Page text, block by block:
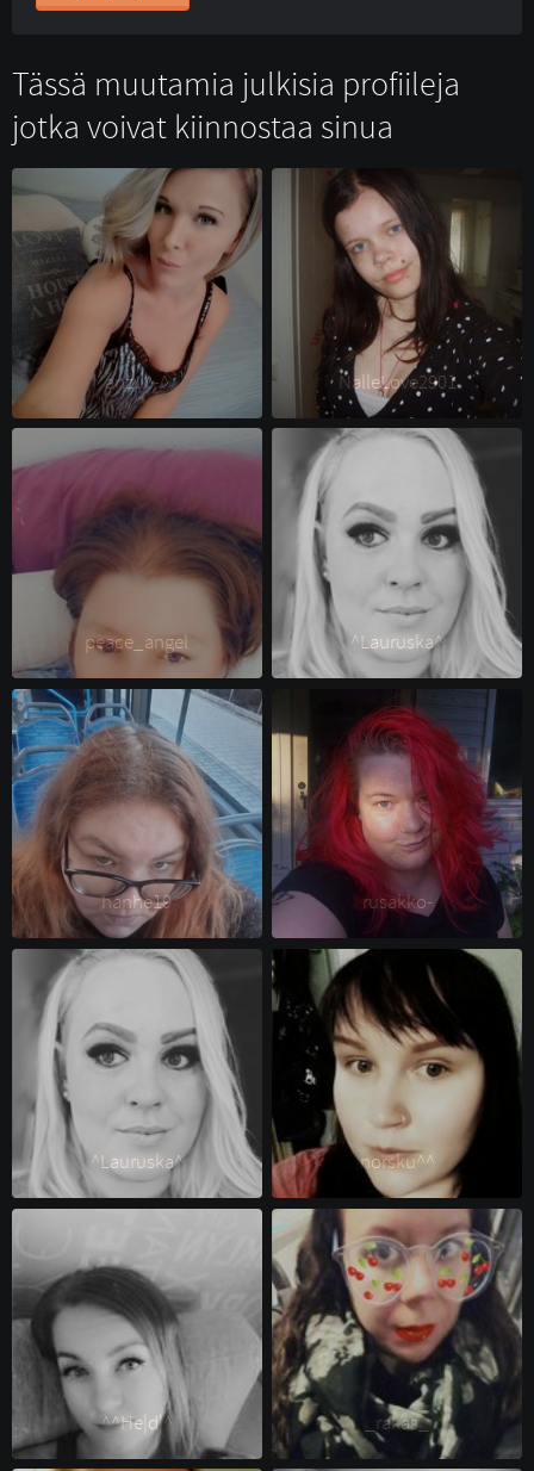
Tässä muutamia julkisia profiileja
jotka voivat kiinnostaa sinua
anzu^-^ NalleLove2901
peace_angel ^Lauruska^
hanhe19 rusakko-
^Lauruska^ norsku^^
^^He|d|^ _rakas_